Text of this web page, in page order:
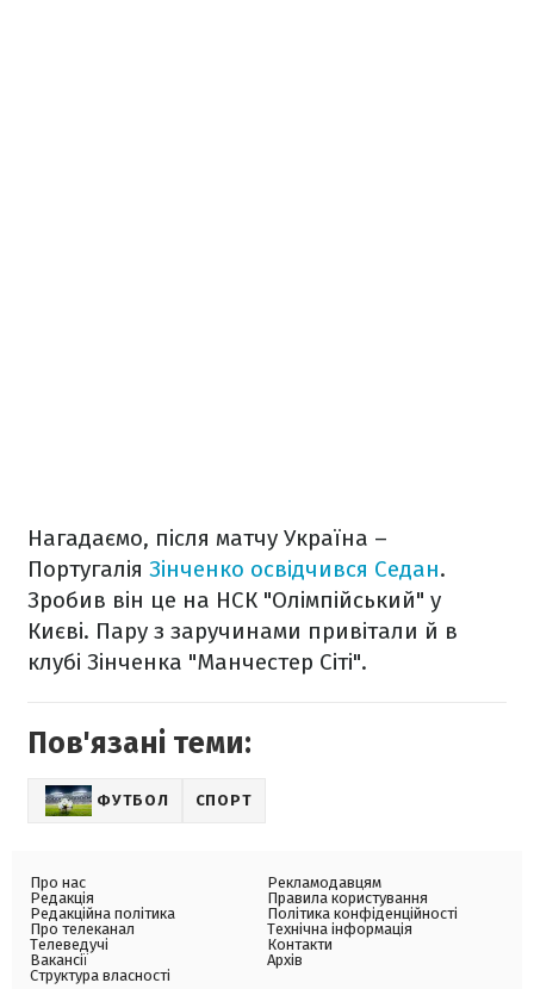
Нагадаємо, після матчу Україна –
Португалія Зінченко освідчився Седан.
Зробив він це на НСК "Олімпійський" у
Києві. Пару з заручинами привітали й в
клубі Зінченка "Манчестер Сіті".
Пов'язані теми:
ФУТБОЛ СПОРТ
Про нас
Редакція
Редакційна політика
Про телеканал
Телеведучі
Вакансії
Структура власності
Рекламодавцям
Правила користування
Політика конфіденційності
Технічна інформація
Контакти
Архів